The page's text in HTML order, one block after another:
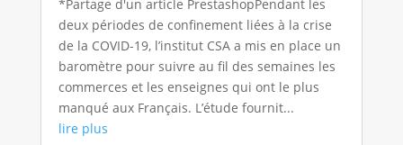
*Partage d'un article PrestashopPendant les
deux périodes de confinement liées à la crise
de la COVID-19, l’institut CSA a mis en place un
baromètre pour suivre au fil des semaines les
commerces et les enseignes qui ont le plus
manqué aux Français. L’étude fournit...
lire plus